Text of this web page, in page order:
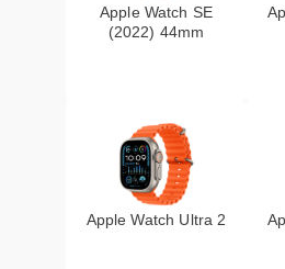
Apple Watch SE
(2022) 44mm
Apple Watch Ultra 2